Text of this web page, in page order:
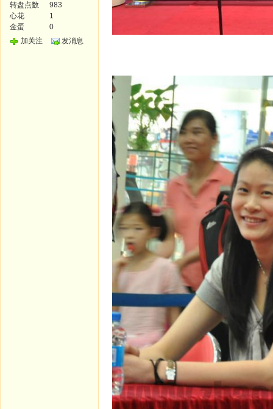
转盘点数
983
心花
1
金蛋
0
加关注
发消息